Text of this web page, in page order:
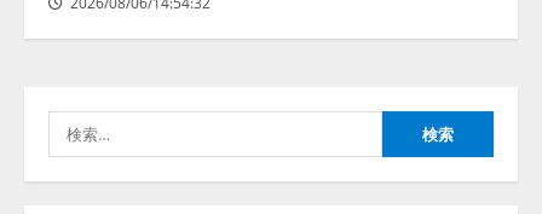
索:
レアラ、『AIはどの法律事務所を
を実施